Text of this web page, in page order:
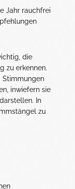
Jahr rauchfrei
die
zu erkennen.
Stimmungen
inwiefern sie
In
zu